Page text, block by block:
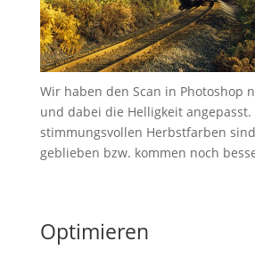
Wir haben den Scan in Photoshop
und dabei die Helligkeit angepasst.
stimmungsvollen Herbstfarben
geblieben bzw. kommen noch
Optimieren